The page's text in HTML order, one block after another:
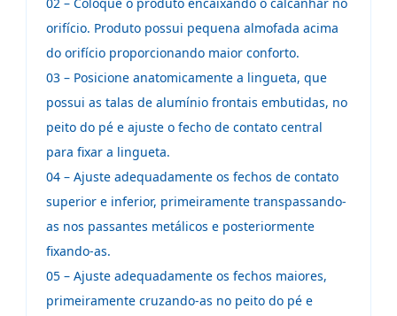
orifício. Produto possui pequena almofada acima
do orifício proporcionando maior conforto.
03 – Posicione anatomicamente a lingueta, que
possui as talas de alumínio frontais embutidas, no
peito do pé e ajuste o fecho de contato central
para fixar a lingueta.
04 – Ajuste adequadamente os fechos de contato
superior e inferior, primeiramente transpassando-
as nos passantes metálicos e posteriormente
fixando-as.
05 – Ajuste adequadamente os fechos maiores,
primeiramente cruzando-as no peito do pé e